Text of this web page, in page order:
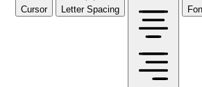
Cursor Letter Spacing